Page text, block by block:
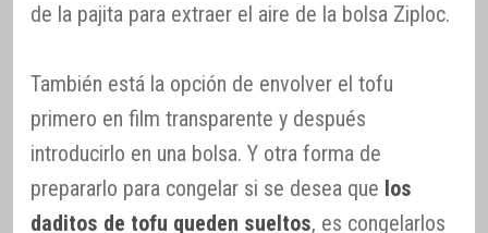
de la pajita para extraer el aire de la bolsa Ziploc.
También está la opción de envolver el tofu
primero en film transparente y después
introducirlo en una bolsa. Y otra forma de
prepararlo para congelar si se desea que los
daditos de tofu queden sueltos, es congelarlos